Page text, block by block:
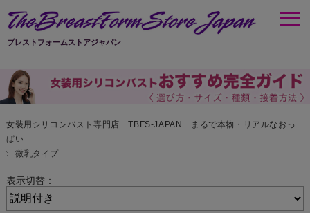
ブレストフォームストアジャパン
女装用シリコンバスト専門店 TBFS-JAPAN まるで本物・リアルなおっ
ぱい
微乳タイプ
表示切替：